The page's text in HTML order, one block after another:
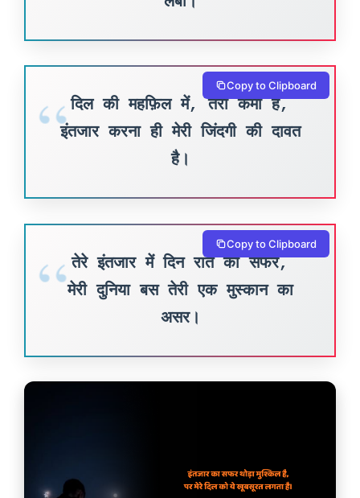
दिल की महफ़िल में, तेरी कमी है,
इंतजार करना ही मेरी जिंदगी की दावत
है।
Copy to Clipboard
तेरे इंतजार में दिन रात का सफर,
मेरी दुनिया बस तेरी एक मुस्कान का
असर।
Copy to Clipboard